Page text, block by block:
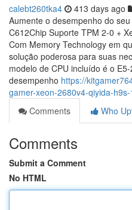
calebt260tka4 413 days ago
Aumente o desempenho do
C612Chip Suporte TPM 2-0 +
Com Memory Technology em
solução poderosa para suas
modelo de CPU incluído é o
desempenho https://
gamer-xeon-2680v4-qiyida-
Comments
Who
Comments
Submit a Comment
No HTML